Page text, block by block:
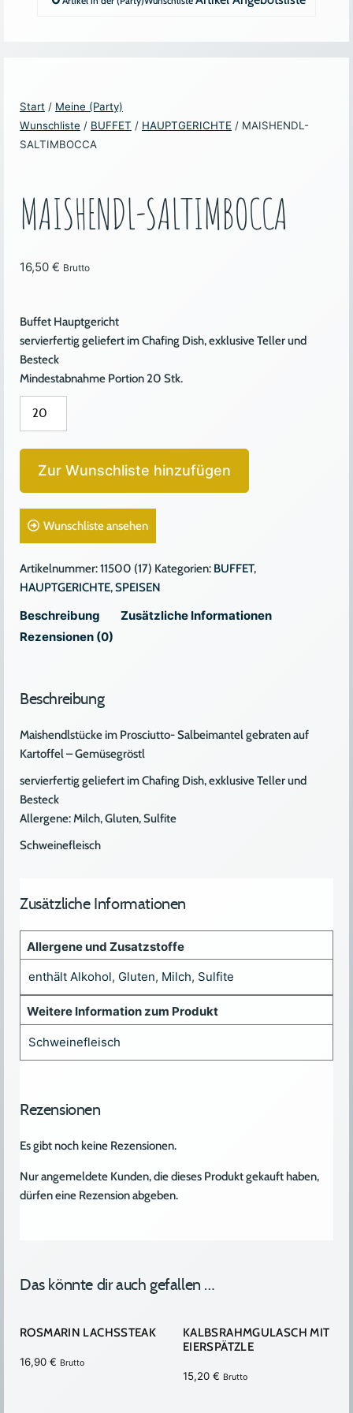
Start / Meine (Party)
Wunschliste / BUFFET / HAUPTGERICHTE / MAISHENDL-
SALTIMBOCCA
MAISHENDL-SALTIMBOCCA
16,50 € Brutto
Buffet Hauptgericht
servierfertig geliefert im Chafing Dish, exklusive Teller und
Besteck
Mindestabnahme Portion 20 Stk.
Zur Wunschliste hinzufügen
Wunschliste ansehen
Artikelnummer:11500 (17) Kategorien: BUFFET,
HAUPTGERICHTE,SPEISEN
Beschreibung
Zusätzliche Informationen
Rezensionen (0)
Beschreibung
Maishendlstücke im Prosciutto- Salbeimantel gebraten auf
Kartoffel – Gemüsegröstl
servierfertig geliefert im Chafing Dish, exklusive Teller und
Besteck
Allergene: Milch, Gluten, Sulfite
Schweinefleisch
Zusätzliche Informationen
Allergene und Zusatzstoffe
enthält Alkohol, Gluten, Milch, Sulfite
Weitere Information zum Produkt
Schweinefleisch
Rezensionen
Es gibt noch keine Rezensionen.
Nur angemeldete Kunden, die dieses Produkt gekauft haben,
dürfen eine Rezension abgeben.
Das könnte dir auch gefallen …
ROSMARIN LACHSSTEAK
16,90 € Brutto
KALBSRAHMGULASCH MIT
EIERSPÄTZLE
15,20 € Brutto